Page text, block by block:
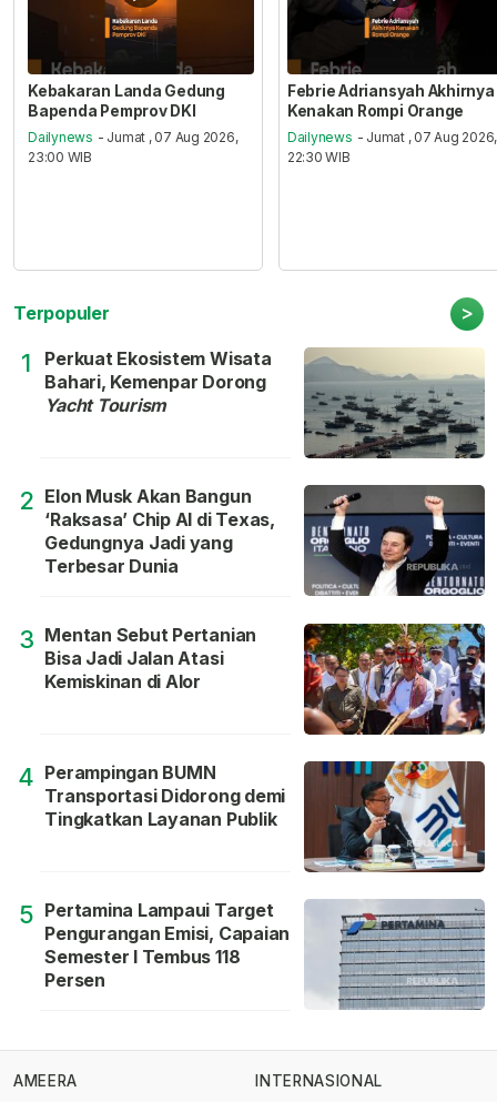
Kebakaran Landa Gedung
Bapenda Pemprov DKI
Dailynews - Jumat , 07 Aug 2026,
23:00 WIB
Febrie Adriansyah Akhirnya
Kenakan Rompi Orange
Dailynews - Jumat , 07 Aug 2026,
22:30 WIB
Terpopuler >
1
Perkuat Ekosistem Wisata
Bahari, Kemenpar Dorong
Yacht Tourism
2 Elon Musk Akan Bangun
‘Raksasa’ Chip AI di Texas,
Gedungnya Jadi yang
Terbesar Dunia
3 Mentan Sebut Pertanian
Bisa Jadi Jalan Atasi
Kemiskinan di Alor
4 Perampingan BUMN
Transportasi Didorong demi
Tingkatkan Layanan Publik
5 Pertamina Lampaui Target
Pengurangan Emisi, Capaian
Semester I Tembus 118
Persen
AMEERA
INTERNASIONAL